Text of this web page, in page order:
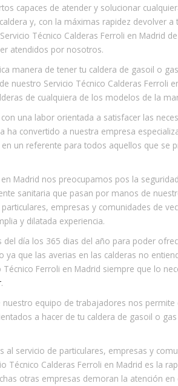
capaces de atender y solucionar
y, con la máximas rapidez devolver
Técnico Calderas Ferroli en Madrid
atendidos por nosotros.
manera de tener tu caldera de gasoil o
nuestro Servicio Técnico Calderas Ferroli
de cualquiera de los modelos de la
una labor orientada a satisfacer las
ha convertido a nuestra empresa
un referente para todos aquellos que se
Madrid nos preocupamos pos la
sanitaria que pasan por manos de
empresas y comunidades de
y dilatada experiencia.
día los 365 dias del año para poder
que las averias en las calderas no
Ferroli en Madrid siempre que lo
.
equipo de trabajadores nos permite
a hacer de tu caldera de gasoil o
servicio de particulares, empresas y
Técnico Calderas Ferroli en Madrid es la
otras empresas demoran la atención